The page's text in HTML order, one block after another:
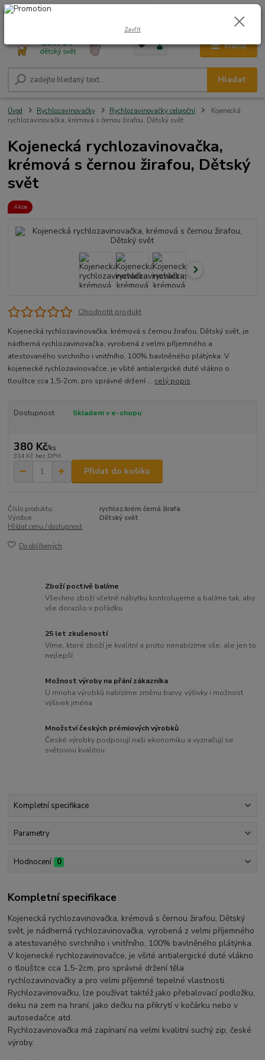
Menu
Hledat
+420 604 278 943 0,00 Kč
Úvod Rychlozavinovačky Rychlozavinovačky celoroční
Kojenecká
rychlozavinovačka, krémová s černou žirafou, Dětský svět
Kojenecká rychlozavinovačka,
krémová s černou žirafou, Dětský
svět
Akce
Ohodnotit produkt
Kojenecká rychlozavinovačka, krémová s černou žirafou, Dětský svět, je
nádherná rychlozavinovačka, vyrobená z velmi příjemného a
atestovaného svrchního i vnitřního, 100% bavlněného plátýnka. V
kojenecké rychlozavinovačce, je všité antialergické duté vlákno o
tlouštce cca 1,5-2cm, pro správné držení ... celý popis
Dostupnost Skladem v e-shopu
380 Kč/ks
314 Kč bez DPH
Přidat do košíku
Číslo produktu:
rychloz.krém černá žirafa
Výrobce:
Dětský svět
Hlídat cenu / dostupnost
Do oblíbených
Zboží poctivě balíme
Všechno zboží včetně nábytku kontrolujeme a balíme tak, aby
vše dorazilo v pořádku
25 let zkušeností
Víme, které zboží je kvalitní a proto nenabízíme vše, ale jen to
nejlepší
Možnost výroby na přání zákazníka
U mnoha výrobků nabízíme změnu barvy, výšivky i možnost
výšivek jména
Množství českých prémiových výrobků
České výrobky podporují naši ekonomiku a vyznačují se
světovou kvalitou
Kompletní specifikace
Parametry
Hodnocení 0
Kompletní specifikace
Kojenecká rychlozavinovačka, krémová s černou žirafou, Dětský
svět, je nádherná rychlozavinovačka, vyrobená z velmi příjemného
a atestovaného svrchního i vnitřního, 100% bavlněného plátýnka.
V kojenecké rychlozavinovačce, je všité antialergické duté vlákno
o tlouštce cca 1,5-2cm, pro správné držení těla
rychlozavinovačky a pro velmi příjemné tepelné vlastnosti.
Rychlozavinovačku, lze používat taktéž jako přebalovací podložku,
deku na zem na hraní, jako dečku na přikrytí v kočárku nebo v
autosedačce atd.
Rychlozavinovačka má zapínaní na velmi kvalitní suchý zip, české
výroby.
Zavřít